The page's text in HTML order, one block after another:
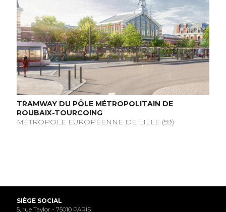
TRAMWAY DU PÔLE MÉTROPOLITAIN DE
ROUBAIX-TOURCOING
MÉTROPOLE EUROPÉENNE DE LILLE (59)
SIÈGE SOCIAL
5, rue Taylor - 75010 PARIS